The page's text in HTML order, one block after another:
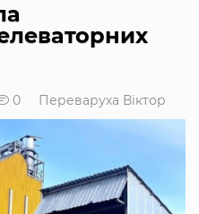
0 Переваруха Віктор